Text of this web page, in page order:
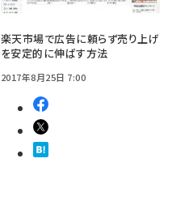
楽天市場で広告に頼らず売り上げ
を安定的に伸ばす方法
2017年8月25日 7:00